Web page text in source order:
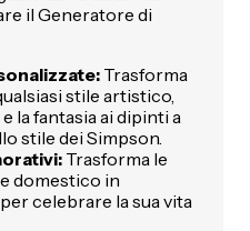
il Generatore di
Trasforma
stile artistico,
la fantasia ai dipinti a
stile dei Simpson.
Trasforma le
domestico in
celebrare la sua vita